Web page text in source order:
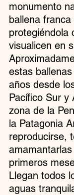
monumento
ballena franca
protegiéndola
visualicen en
estas
años desde
Pacífico Sur y
zona de la
la Patagonia
reproducirse,
primeros
Llegan todos
aguas